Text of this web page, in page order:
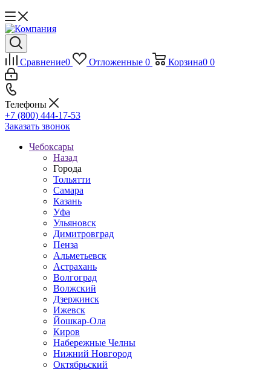
Сравнение0 Отложенные 0 Корзина0 0
Телефоны
+7 (800) 444-17-53
Заказать звонок
Чебоксары
Назад
Города
Тольятти
Самара
Казань
Уфа
Ульяновск
Димитровград
Пенза
Альметьевск
Астрахань
Волгоград
Волжский
Дзержинск
Ижевск
Йошкар-Ола
Киров
Набережные Челны
Нижний Новгород
Октябрьский